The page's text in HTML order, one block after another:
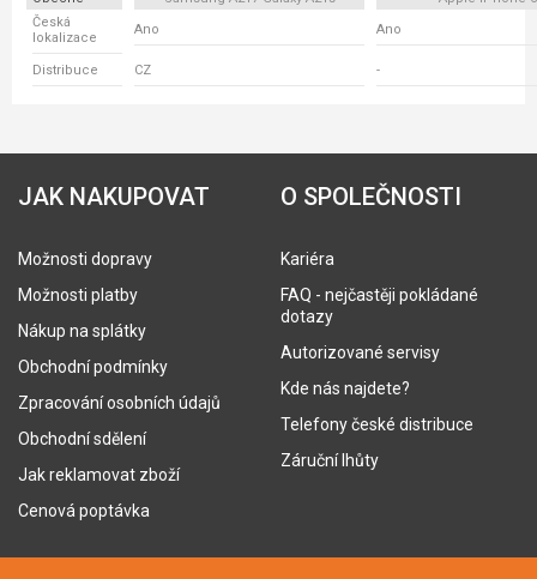
Česká
lokalizace
Ano Ano
Distribuce CZ -
JAK NAKUPOVAT
Možnosti dopravy
Možnosti platby
Nákup na splátky
Obchodní podmínky
Zpracování osobních údajů
Obchodní sdělení
Jak reklamovat zboží
Cenová poptávka
O SPOLEČNOSTI
Kariéra
FAQ - nejčastěji pokládané
dotazy
Autorizované servisy
Kde nás najdete?
Telefony české distribuce
Záruční lhůty